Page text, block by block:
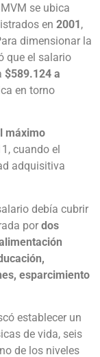
se ubica
en 2001,
dimensionar la
que el salario
$589.124 a
en torno
máximo
cuando el
adquisitiva
debía cubrir
por dos
esparcimiento
establecer un
de vida, seis
de los niveles